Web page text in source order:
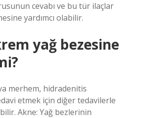
cevabı ve bu tür ilaçlar
yardımcı olabilir.
yağ bezesine
merhem, hidradenitis
etmek için diğer tedavilerle
Akne: Yağ bezlerinin